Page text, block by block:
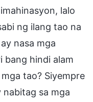
lalo
ng ilang tao na
nasa mga
bang hindi alam
tao? Siyempre
nabitag sa mga